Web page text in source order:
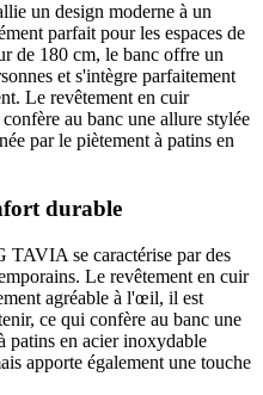
un design moderne à un
parfait pour les espaces de
de 180 cm, le banc offre un
et s'intègre parfaitement
Le revêtement en cuir
au banc une allure stylée
par le piètement à patins en
durable
se caractérise par des
Le revêtement en cuir
agréable à l'œil, il est
ce qui confère au banc une
patins en acier inoxydable
apporte également une touche